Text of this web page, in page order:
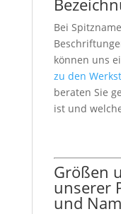
Bei
können uns
zu den
beraten Sie
ist und
Größen
unserer
und